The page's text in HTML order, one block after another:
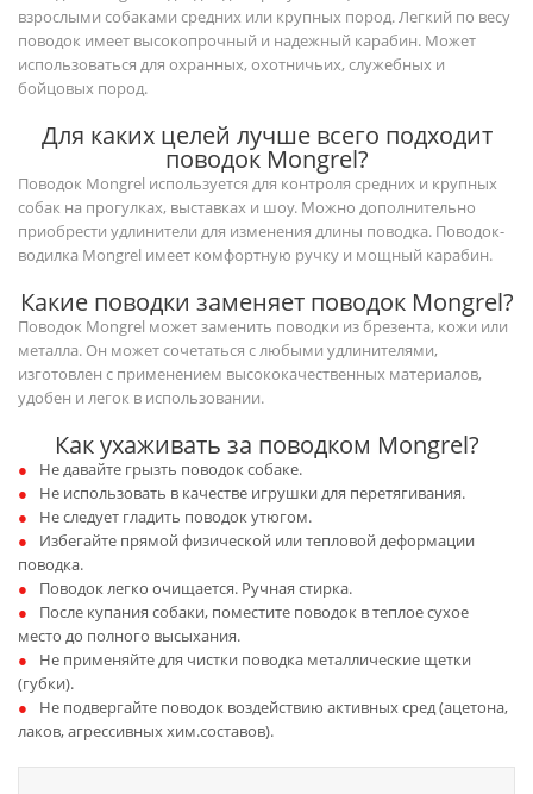
взрослыми собаками средних или крупных пород. Легкий по весу
поводок имеет высокопрочный и надежный карабин. Может
использоваться для охранных, охотничьих, служебных и
бойцовых пород.
Для каких целей лучше всего подходит
поводок Mongrel?
Поводок Mongrel используется для контроля средних и крупных
собак на прогулках, выставках и шоу. Можно дополнительно
приобрести удлинители для изменения длины поводка. Поводок-
водилка Mongrel имеет комфортную ручку и мощный карабин.
Какие поводки заменяет поводок Mongrel?
Поводок Mongrel может заменить поводки из брезента, кожи или
металла. Он может сочетаться с любыми удлинителями,
изготовлен с применением высококачественных материалов,
удобен и легок в использовании.
Как ухаживать за поводком Mongrel?
Не давайте грызть поводок собаке.
Не использовать в качестве игрушки для перетягивания.
Не следует гладить поводок утюгом.
Избегайте прямой физической или тепловой деформации
поводка.
Поводок легко очищается. Ручная стирка.
После купания собаки, поместите поводок в теплое сухое
место до полного высыхания.
Не применяйте для чистки поводка металлические щетки
(губки).
Не подвергайте поводок воздействию активных сред (ацетона,
лаков, агрессивных хим.составов).